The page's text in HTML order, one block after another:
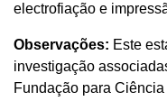
electrofiação e
Observações: Este
investigação
Fundação para